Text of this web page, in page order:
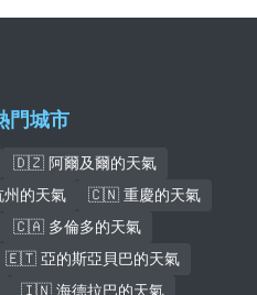
門城市
🇩🇿 阿爾及爾的天氣
的天氣
🇨🇳 重慶的天氣
🇨🇦 多倫多的天氣
🇪🇹 亞的斯亞貝巴的天氣
🇮🇳 海德拉巴的天氣